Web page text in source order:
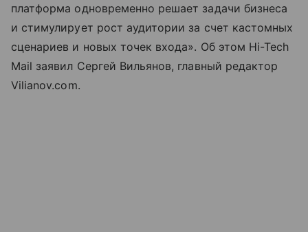
платформа одновременно решает задачи бизнеса
и стимулирует рост аудитории за счет кастомных
сценариев и новых точек входа». Об этом Hi-Tech
Mail заявил Сергей Вильянов, главный редактор
Vilianov.com.